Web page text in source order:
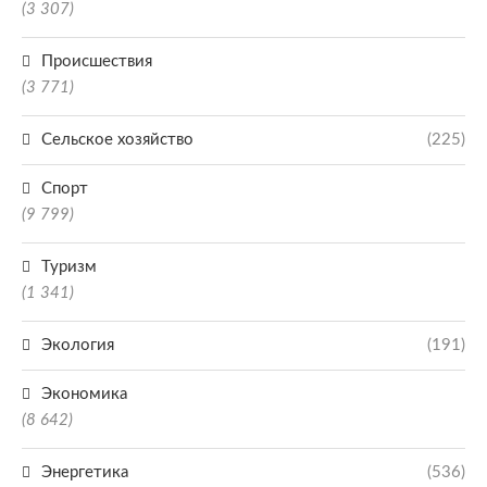
(3 307)
Происшествия
(3 771)
Сельское хозяйство (225)
Спорт
(9 799)
Туризм
(1 341)
Экология (191)
Экономика
(8 642)
Энергетика (536)